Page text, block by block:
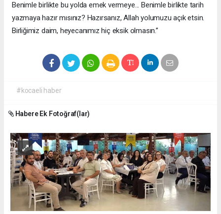
Benimle birlikte bu yolda emek vermeye... Benimle birlikte tarih
yazmaya hazır mısınız? Hazırsanız, Allah yolumuzu açık etsin.
Birliğimiz daim, heyecanımız hiç eksik olmasın.”
#kocaeli haber
Habere Ek Fotoğraf(lar)